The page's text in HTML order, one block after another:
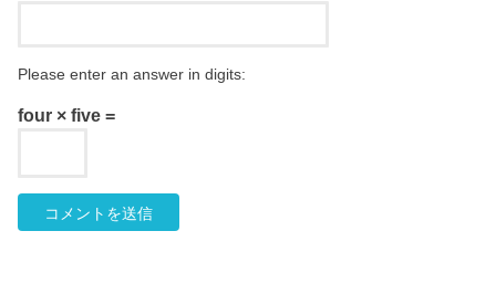
Please enter an answer in digits:
four × five =